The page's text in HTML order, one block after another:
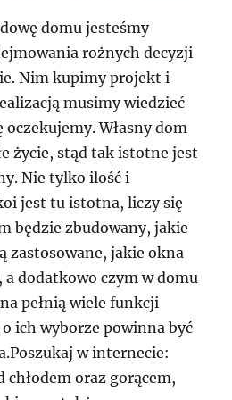
domu jesteśmy
rożnych decyzji
Nim kupimy projekt i
musimy wiedzieć
Własny dom
życie, stąd tak istotne jest
Nie tylko ilość i
jest tu istotna, liczy się
będzie zbudowany, jakie
zastosowane, jakie okna
dodatkowo czym w domu
pełnią wiele funkcji
ich wyborze powinna być
w internecie:
chłodem oraz gorącem,